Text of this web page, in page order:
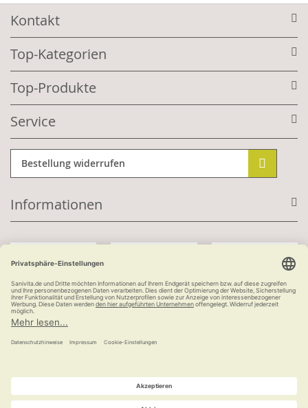
Kontakt
Top-Kategorien
Top-Produkte
Service
Bestellung widerrufen
Informationen
Kauf auf Rechnung
versandkostenfrei